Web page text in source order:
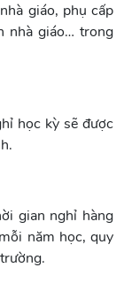
giáo, phụ cấp
nhà giáo… trong
học kỳ sẽ được
gian nghỉ hàng
năm học, quy